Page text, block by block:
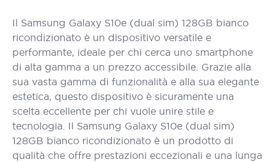
Il Samsung Galaxy S10e (dual sim) 128GB bianco
ricondizionato è un dispositivo versatile e
performante, ideale per chi cerca uno smartphone
di alta gamma a un prezzo accessibile. Grazie alla
sua vasta gamma di funzionalità e alla sua elegante
estetica, questo dispositivo è sicuramente una
scelta eccellente per chi vuole unire stile e
tecnologia. Il Samsung Galaxy S10e (dual sim)
128GB bianco ricondizionato è un prodotto di
qualità che offre prestazioni eccezionali e una lunga